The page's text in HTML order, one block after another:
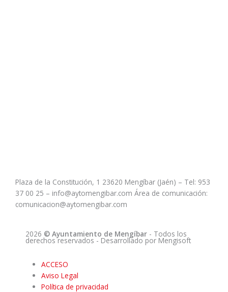
Plaza de la Constitución, 1 23620 Mengíbar (Jaén) – Tel: 953
37 00 25 – info@aytomengibar.com Área de comunicación:
comunicacion@aytomengibar.com
2026 © Ayuntamiento de Mengíbar - Todos los
derechos reservados - Desarrollado por Mengisoft
ACCESO
Aviso Legal
Política de privacidad